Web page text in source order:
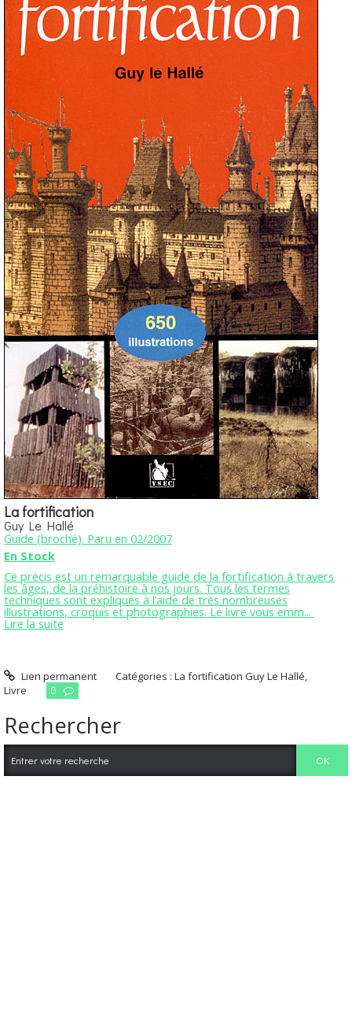
La fortification
Guy Le Hallé
Guide (broché). Paru en 02/2007
En Stock
Ce précis est un remarquable guide de la fortification à travers
les âges, de la préhistoire à nos jours. Tous les termes
techniques sont expliqués à l’aide de très nombreuses
illustrations, croquis et photographies. Le livre vous emm...
Lire la suite
Lien permanent Catégories :La fortification Guy Le Hallé,
Livre
0
Rechercher